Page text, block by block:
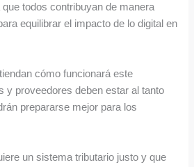
todos contribuyan de manera
equilibrar el impacto de lo digital en
cómo funcionará este
y proveedores deben estar al tanto
prepararse mejor para los
un sistema tributario justo y que